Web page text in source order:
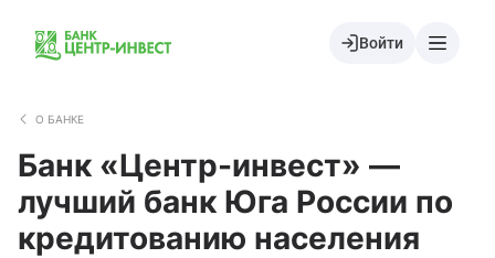
Войти
О БАНКЕ
Банк «Центр-инвест» —
лучший банк Юга России по
кредитованию населения